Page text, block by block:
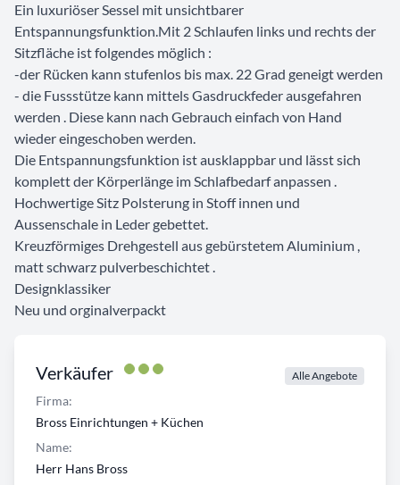
Verkäufer Alle Angebote
Firma:
Bross Einrichtungen + Küchen
Name:
Herr Hans Bross
Ein luxuriöser Sessel mit unsichtbarer
Entspannungsfunktion.Mit 2 Schlaufen links und rechts der
Sitzfläche ist folgendes möglich :
-der Rücken kann stufenlos bis max. 22 Grad geneigt werden
- die Fussstütze kann mittels Gasdruckfeder ausgefahren
werden . Diese kann nach Gebrauch einfach von Hand
wieder eingeschoben werden.
Die Entspannungsfunktion ist ausklappbar und lässt sich
komplett der Körperlänge im Schlafbedarf anpassen .
Hochwertige Sitz Polsterung in Stoff innen und
Aussenschale in Leder gebettet.
Kreuzförmiges Drehgestell aus gebürstetem Aluminium ,
matt schwarz pulverbeschichtet .
Designklassiker
Neu und orginalverpackt